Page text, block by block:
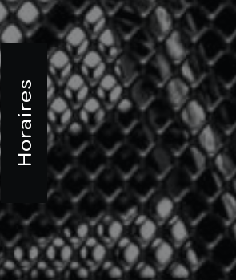
Horaires